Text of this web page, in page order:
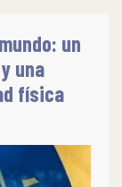
un
una
física